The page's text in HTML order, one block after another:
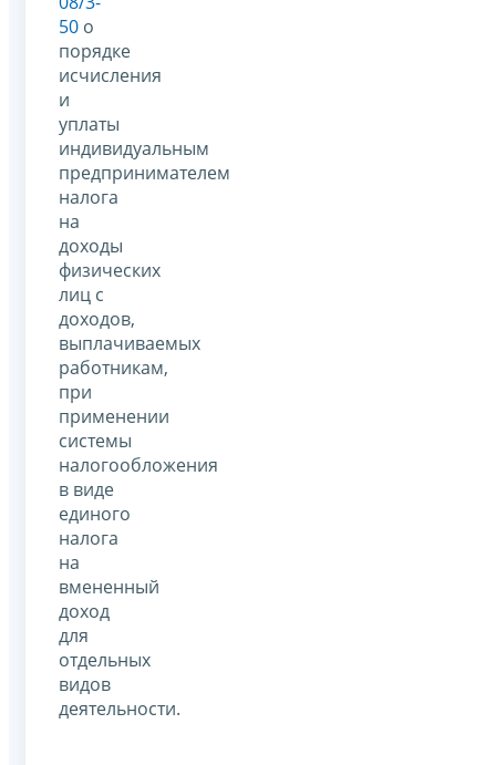
50 о
порядке
исчисления
и
уплаты
индивидуальным
предпринимателем
налога
на
доходы
физических
лиц с
доходов,
выплачиваемых
работникам,
при
применении
системы
налогообложения
в виде
единого
налога
на
вмененный
доход
для
отдельных
видов
деятельности.